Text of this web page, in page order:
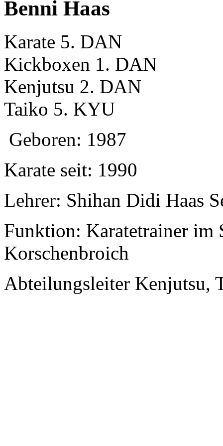
Benni Haas
Karate 5. DAN
Kickboxen 1. DAN
Kenjutsu 2. DAN
Taiko 5. KYU
Geboren: 1987
Karate seit: 1990
Lehrer: Shihan Didi Haas
Funktion: Karatetrainer im
Korschenbroich
Abteilungsleiter Kenjutsu,